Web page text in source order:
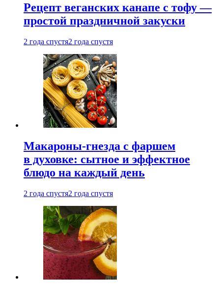
Рецепт веганских канапе с тофу —
простой праздничной закуски
2 года спустя2 года спустя
Макароны-гнезда с фаршем
в духовке: сытное и эффектное
блюдо на каждый день
2 года спустя2 года спустя